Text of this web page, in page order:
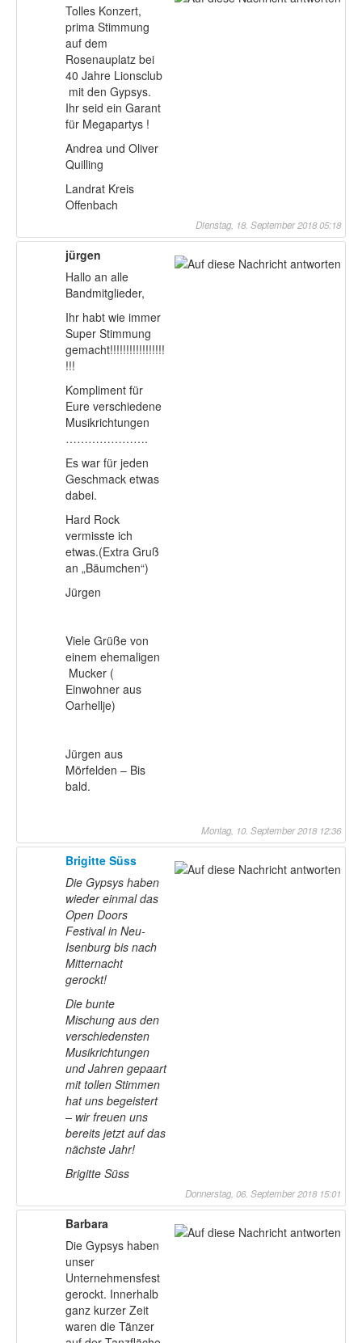
Tolles Konzert,
prima Stimmung
auf dem
Rosenauplatz bei
40 Jahre Lionsclub
mit den Gypsys.
Ihr seid ein Garant
für Megapartys !
Andrea und Oliver
Quilling
Landrat Kreis
Offenbach
Dienstag, 18. September 2018 05:18
jürgen
Hallo an alle
Bandmitglieder,
Ihr habt wie immer
Super Stimmung
gemacht!!!!!!!!!!!!!!!!!
!!!
Kompliment für
Eure verschiedene
Musikrichtungen
………………….
Es war für jeden
Geschmack etwas
dabei.
Hard Rock
vermisste ich
etwas.(Extra Gruß
an „Bäumchen“)
Jürgen
Viele Grüße von
einem ehemaligen
Mucker (
Einwohner aus
Oarhellje)
Jürgen aus
Mörfelden – Bis
bald.
Montag, 10. September 2018 12:36
Brigitte Süss
Die Gypsys haben
wieder einmal das
Open Doors
Festival in Neu-
Isenburg bis nach
Mitternacht
gerockt!
Die bunte
Mischung aus den
verschiedensten
Musikrichtungen
und Jahren gepaart
mit tollen Stimmen
hat uns begeistert
– wir freuen uns
bereits jetzt auf das
nächste Jahr!
Brigitte Süss
Donnerstag, 06. September 2018 15:01
Barbara
Die Gypsys haben
unser
Unternehmensfest
gerockt. Innerhalb
ganz kurzer Zeit
waren die Tänzer